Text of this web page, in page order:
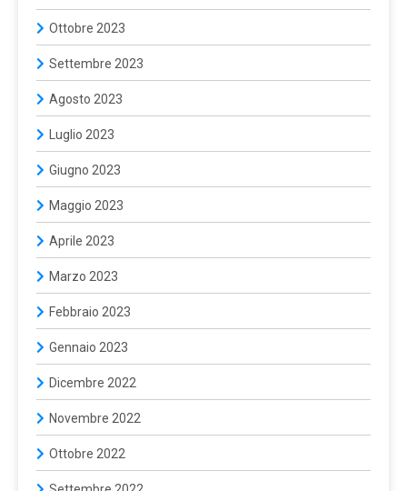
Ottobre 2023
Settembre 2023
Agosto 2023
Luglio 2023
Giugno 2023
Maggio 2023
Aprile 2023
Marzo 2023
Febbraio 2023
Gennaio 2023
Dicembre 2022
Novembre 2022
Ottobre 2022